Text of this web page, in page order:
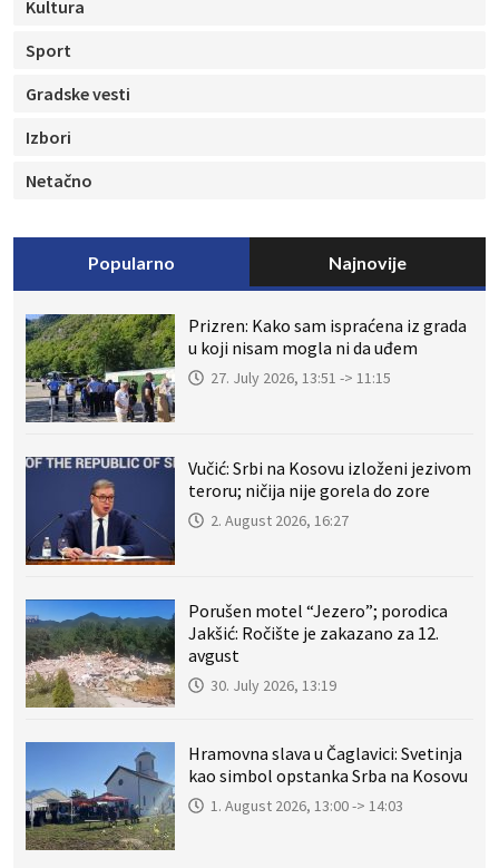
Kultura
Sport
Gradske vesti
Izbori
Netačno
Popularno Najnovije
Prizren: Kako sam ispraćena iz grada
u koji nisam mogla ni da uđem
27. July 2026, 13:51 -> 11:15
Vučić: Srbi na Kosovu izloženi jezivom
teroru; ničija nije gorela do zore
2. August 2026, 16:27
Porušen motel “Jezero”; porodica
Jakšić: Ročište je zakazano za 12.
avgust
30. July 2026, 13:19
Hramovna slava u Čaglavici: Svetinja
kao simbol opstanka Srba na Kosovu
1. August 2026, 13:00 -> 14:03